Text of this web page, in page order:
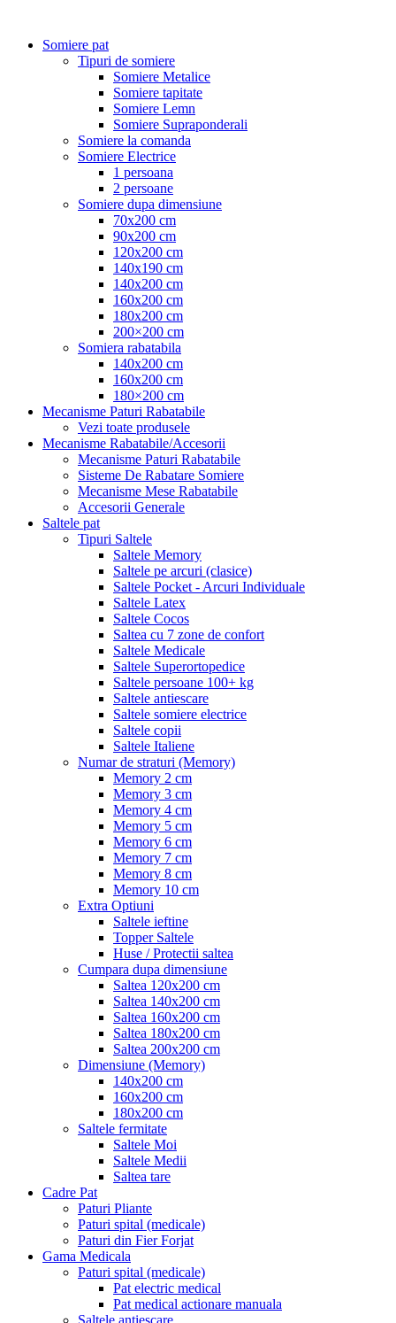
Somiere pat
Tipuri de somiere
Somiere Metalice
Somiere tapitate
Somiere Lemn
Somiere Supraponderali
Somiere la comanda
Somiere Electrice
1 persoana
2 persoane
Somiere dupa dimensiune
70x200 cm
90x200 cm
120x200 cm
140x190 cm
140x200 cm
160x200 cm
180x200 cm
200×200 cm
Somiera rabatabila
140x200 cm
160x200 cm
180×200 cm
Mecanisme Paturi Rabatabile
Vezi toate produsele
Mecanisme Rabatabile/Accesorii
Mecanisme Paturi Rabatabile
Sisteme De Rabatare Somiere
Mecanisme Mese Rabatabile
Accesorii Generale
Saltele pat
Tipuri Saltele
Saltele Memory
Saltele pe arcuri (clasice)
Saltele Pocket - Arcuri Individuale
Saltele Latex
Saltele Cocos
Saltea cu 7 zone de confort
Saltele Medicale
Saltele Superortopedice
Saltele persoane 100+ kg
Saltele antiescare
Saltele somiere electrice
Saltele copii
Saltele Italiene
Numar de straturi (Memory)
Memory 2 cm
Memory 3 cm
Memory 4 cm
Memory 5 cm
Memory 6 cm
Memory 7 cm
Memory 8 cm
Memory 10 cm
Extra Optiuni
Saltele ieftine
Topper Saltele
Huse / Protectii saltea
Cumpara dupa dimensiune
Saltea 120x200 cm
Saltea 140x200 cm
Saltea 160x200 cm
Saltea 180x200 cm
Saltea 200x200 cm
Dimensiune (Memory)
140x200 cm
160x200 cm
180x200 cm
Saltele fermitate
Saltele Moi
Saltele Medii
Saltea tare
Cadre Pat
Paturi Pliante
Paturi spital (medicale)
Paturi din Fier Forjat
Gama Medicala
Paturi spital (medicale)
Pat electric medical
Pat medical actionare manuala
Saltele antiescare